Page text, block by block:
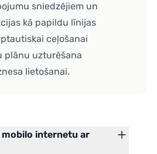
sniedzējiem un
kā papildu līnijas
ceļošanai
plānu uzturēšana
lietošanai.
mobilo internetu ar